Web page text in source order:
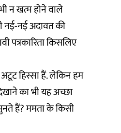
न खत्म होने वाले
नई-नई अदावत की
पत्रकारिता किसलिए
हिस्सा हैं. लेकिन हम
का भी यह अच्छा
हैं? ममता के किसी